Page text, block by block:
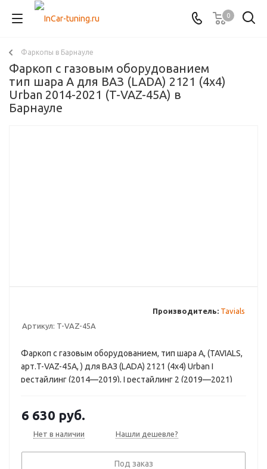
0
Фаркопы в Барнауле
Фаркоп с газовым оборудованием
тип шара A для ВАЗ (LADA) 2121 (4x4)
Urban 2014-2021 (T-VAZ-45A) в
Барнауле
Артикул: T-VAZ-45A
Производитель: Tavials
Фаркоп с газовым оборудованием, тип шара A, (TAVIALS,
арт.T-VAZ-45A, ) для ВАЗ (LADA) 2121 (4x4) Urban I
рестайлинг (2014—2019), I рестайлинг 2 (2019—2021)
6 630 руб.
Нет в наличии Нашли дешевле?
Под заказ